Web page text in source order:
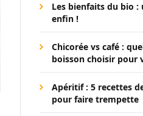
Les bienfaits du bio
enfin !
Chicorée vs café :
boisson choisir pour
Apéritif : 5 recettes
pour faire trempette